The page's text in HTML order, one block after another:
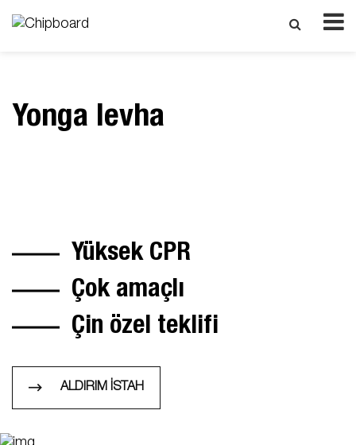
Yonga levha
Yüksek CPR
Çok amaçlı
Çin özel teklifi
ALDIRIM İSTAH